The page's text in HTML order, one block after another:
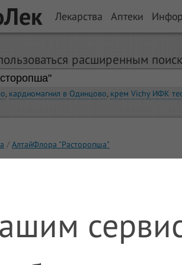
Лекарства Аптеки
расширенным
, кардиомагнил в Одинцово, крем Vichy ИФК
АлтайФлора "Расторопша"
"Расторопша"
"Расторопша"